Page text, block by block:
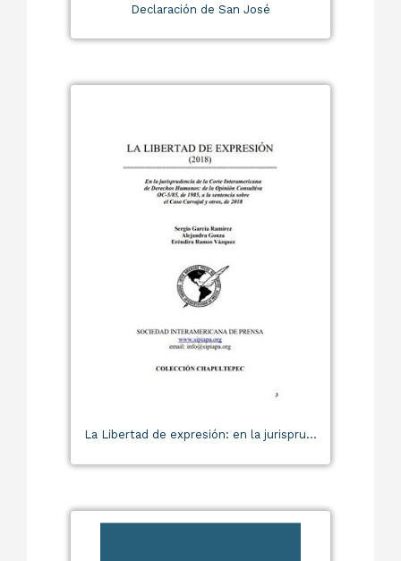
Declaración de San José
La Libertad de expresión: en la jurispru...